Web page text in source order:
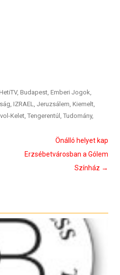
, Budapest Emberi Jogok
IZRAEL Jeruzsálem Kiemelt
Kelet Tengerentúl Tudomány,
Önálló helyet kap
Erzsébetvárosban a Gólem
Színház →